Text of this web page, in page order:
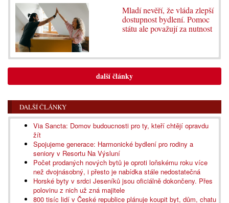
Mladí nevěří, že vláda zlepší
dostupnost bydlení. Pomoc
státu ale považují za nutnost
další články
DALŠÍ ČLÁNKY
Via Sancta: Domov budoucnosti pro ty, kteří chtějí opravdu
žít
Spojujeme generace: Harmonické bydlení pro rodiny a
seniory v Resortu Na Výsluní
Počet prodaných nových bytů je oproti loňskému roku více
než dvojnásobný, i přesto je nabídka stále nedostatečná
Horské byty v srdci Jeseníků jsou oficiálně dokončeny. Přes
polovinu z nich už zná majitele
800 tisíc lidí v České republice plánuje koupit byt, dům, chatu